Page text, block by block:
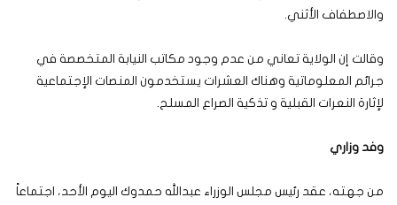
والاصطفاف الأثني.
وقالت إن الولاية تعاني من عدم وجود مكاتب النيابة المتخصصة في
جرائم المعلوماتية وهناك العشرات يستخدمون المنصات الإجتماعية
لإثارة النعرات القبلية و تذكية الصراع المسلح.
وفد وزاري
من جهته، عقد رئيس مجلس الوزراء عبدالله حمدوك اليوم الأحد، اجتماعاً